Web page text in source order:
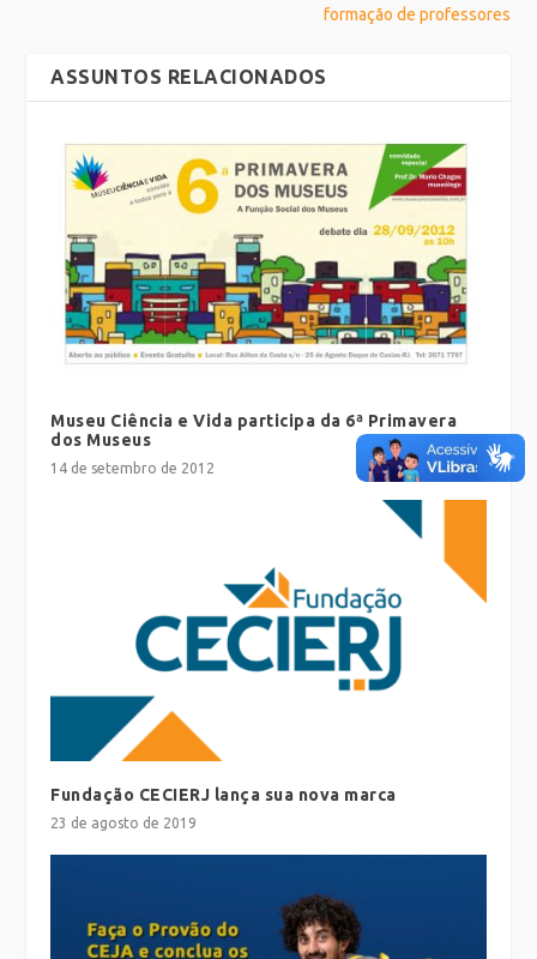
formação de professores
ASSUNTOS RELACIONADOS
Museu Ciência e Vida participa da 6ª Primavera
dos Museus
14 de setembro de 2012
Fundação CECIERJ lança sua nova marca
23 de agosto de 2019